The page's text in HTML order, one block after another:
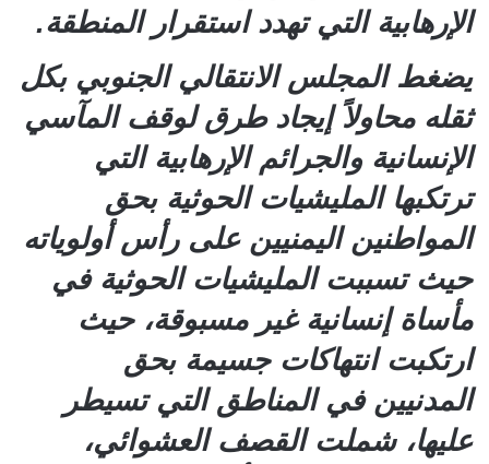
الإرهابية التي تهدد استقرار المنطقة.
يضغط المجلس الانتقالي الجنوبي بكل
ثقله محاولاً إيجاد طرق لوقف المآسي
الإنسانية والجرائم الإرهابية التي
ترتكبها المليشيات الحوثية بحق
المواطنين اليمنيين على رأس أولوياته
حيث تسببت المليشيات الحوثية في
مأساة إنسانية غير مسبوقة، حيث
ارتكبت انتهاكات جسيمة بحق
المدنيين في المناطق التي تسيطر
عليها، شملت القصف العشوائي،